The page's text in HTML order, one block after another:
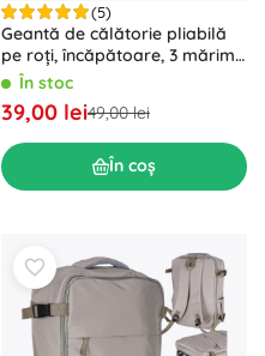
(5)
Geantă de călătorie pliabilă
pe roți, încăpătoare, 3 mărimi,
neagră
În stoc
39,00 lei49,00 lei
În coș